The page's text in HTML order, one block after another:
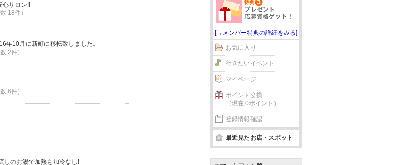
サロン‼️
18件）
年10月に新町に移転致しました。
2件）
6件）
しのお湯で加熱も加冷なし!
[→メンバー特典の詳細をみる]
お気に入り
行きたいイベント
マイページ
ポイント交換
（現在 0ポイント）
登録情報確認
最近見たお店・スポット